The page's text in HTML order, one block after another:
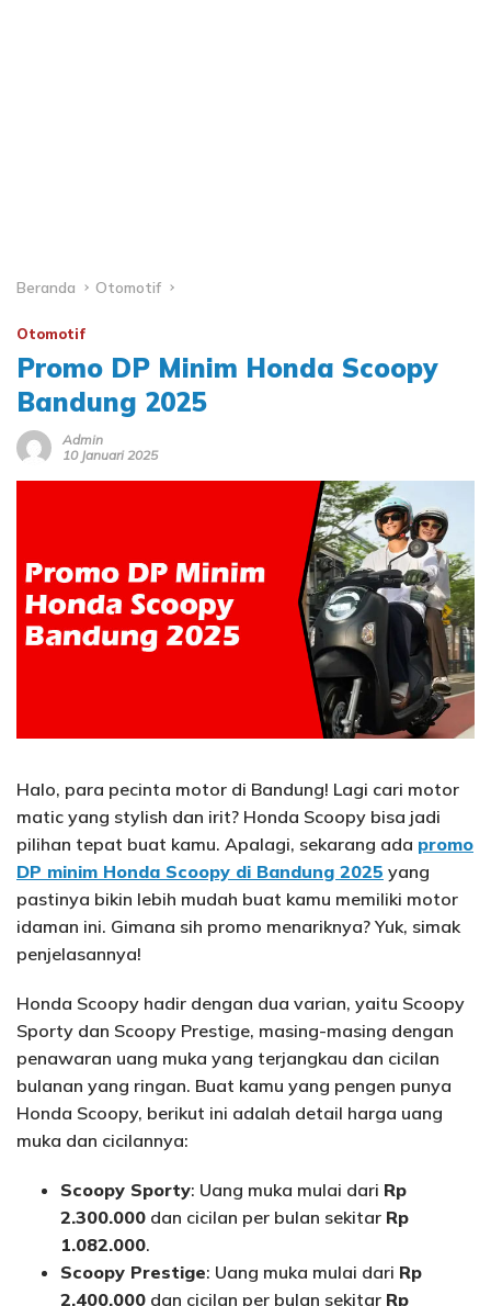
Beranda Otomotif
Otomotif
Promo DP Minim Honda Scoopy
Bandung 2025
Admin
10 Januari 2025
Halo, para pecinta motor di Bandung! Lagi cari motor
matic yang stylish dan irit? Honda Scoopy bisa jadi
pilihan tepat buat kamu. Apalagi, sekarang ada promo
DP minim Honda Scoopy di Bandung 2025 yang
pastinya bikin lebih mudah buat kamu memiliki motor
idaman ini. Gimana sih promo menariknya? Yuk, simak
penjelasannya!
Honda Scoopy hadir dengan dua varian, yaitu Scoopy
Sporty dan Scoopy Prestige, masing-masing dengan
penawaran uang muka yang terjangkau dan cicilan
bulanan yang ringan. Buat kamu yang pengen punya
Honda Scoopy, berikut ini adalah detail harga uang
muka dan cicilannya:
Scoopy Sporty: Uang muka mulai dari Rp
2.300.000 dan cicilan per bulan sekitar Rp
1.082.000.
Scoopy Prestige: Uang muka mulai dari Rp
2.400.000 dan cicilan per bulan sekitar Rp